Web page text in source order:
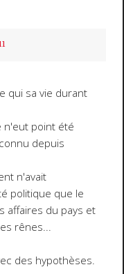
qui sa vie durant
n'eut point été
depuis
n'avait
politique que le
affaires du pays et
rênes...
des hypothèses.